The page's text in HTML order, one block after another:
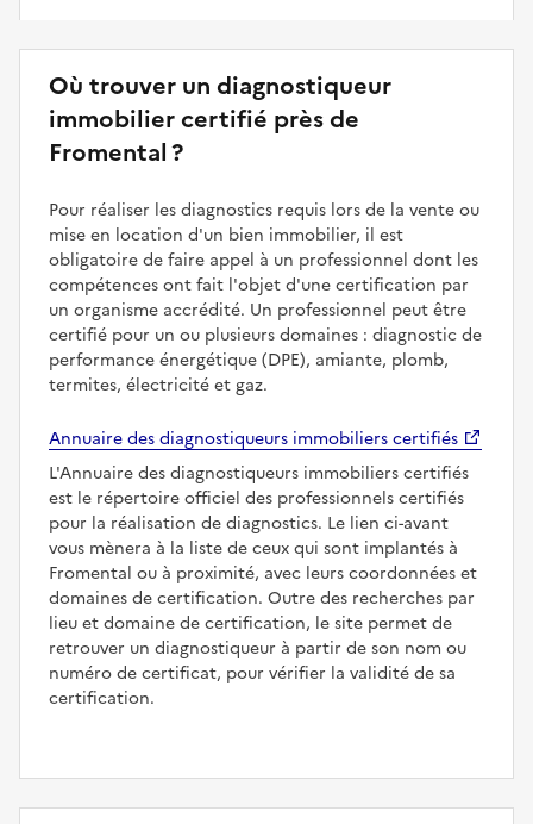
Où trouver un diagnostiqueur
immobilier certifié près de
Fromental ?
Pour réaliser les diagnostics requis lors de la vente ou
mise en location d'un bien immobilier, il est
obligatoire de faire appel à un professionnel dont les
compétences ont fait l'objet d'une certification par
un organisme accrédité. Un professionnel peut être
certifié pour un ou plusieurs domaines : diagnostic de
performance énergétique (DPE), amiante, plomb,
termites, électricité et gaz.
Annuaire des diagnostiqueurs immobiliers certifiés
L'Annuaire des diagnostiqueurs immobiliers certifiés
est le répertoire officiel des professionnels certifiés
pour la réalisation de diagnostics. Le lien ci-avant
vous mènera à la liste de ceux qui sont implantés à
Fromental ou à proximité, avec leurs coordonnées et
domaines de certification. Outre des recherches par
lieu et domaine de certification, le site permet de
retrouver un diagnostiqueur à partir de son nom ou
numéro de certificat, pour vérifier la validité de sa
certification.